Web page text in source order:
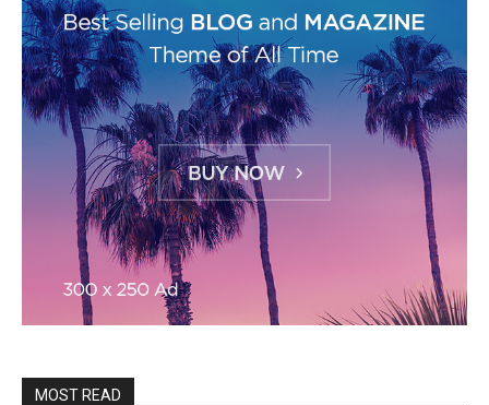
MOST READ